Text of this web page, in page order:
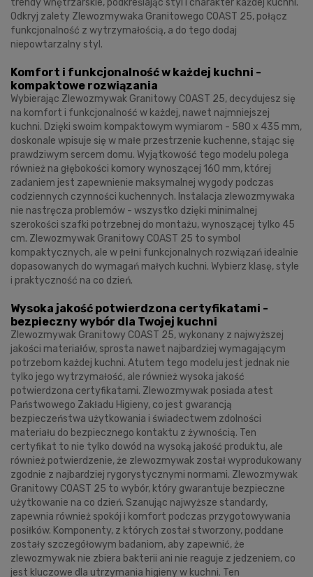
Odkryj zalety Zlewozmywaka Granitowego COAST 25, połącz
funkcjonalność z wytrzymałością, a do tego dodaj
niepowtarzalny styl.
Komfort i funkcjonalność w każdej kuchni -
kompaktowe rozwiązania
Wybierając Zlewozmywak Granitowy COAST 25, decydujesz się
na komfort i funkcjonalność w każdej, nawet najmniejszej
kuchni. Dzięki swoim kompaktowym wymiarom - 580 x 435 mm,
doskonale wpisuje się w małe przestrzenie kuchenne, stając się
prawdziwym sercem domu. Wyjątkowość tego modelu polega
również na głębokości komory wynoszącej 160 mm, której
zadaniem jest zapewnienie maksymalnej wygody podczas
codziennych czynności kuchennych. Instalacja zlewozmywaka
nie nastręcza problemów - wszystko dzięki minimalnej
szerokości szafki potrzebnej do montażu, wynoszącej tylko 45
cm. Zlewozmywak Granitowy COAST 25 to symbol
kompaktycznych, ale w pełni funkcjonalnych rozwiązań idealnie
dopasowanych do wymagań małych kuchni. Wybierz klasę, style
i praktyczność na co dzień.
Wysoka jakość potwierdzona certyfikatami -
bezpieczny wybór dla Twojej kuchni
Zlewozmywak Granitowy COAST 25, wykonany z najwyższej
jakości materiałów, sprosta nawet najbardziej wymagającym
potrzebom każdej kuchni. Atutem tego modelu jest jednak nie
tylko jego wytrzymałość, ale również wysoka jakość
potwierdzona certyfikatami. Zlewozmywak posiada atest
Państwowego Zakładu Higieny, co jest gwarancją
bezpieczeństwa użytkowania i świadectwem zdolności
materiału do bezpiecznego kontaktu z żywnością. Ten
certyfikat to nie tylko dowód na wysoką jakość produktu, ale
również potwierdzenie, że zlewozmywak został wyprodukowany
zgodnie z najbardziej rygorystycznymi normami. Zlewozmywak
Granitowy COAST 25 to wybór, który gwarantuje bezpieczne
użytkowanie na co dzień. Szanując najwyższe standardy,
zapewnia również spokój i komfort podczas przygotowywania
posiłków. Komponenty, z których został stworzony, poddane
zostały szczegółowym badaniom, aby zapewnić, że
zlewozmywak nie zbiera bakterii ani nie reaguje z jedzeniem, co
jest kluczowe dla utrzymania higieny w kuchni. Ten